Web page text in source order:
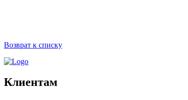
Возврат к списку
Клиентам